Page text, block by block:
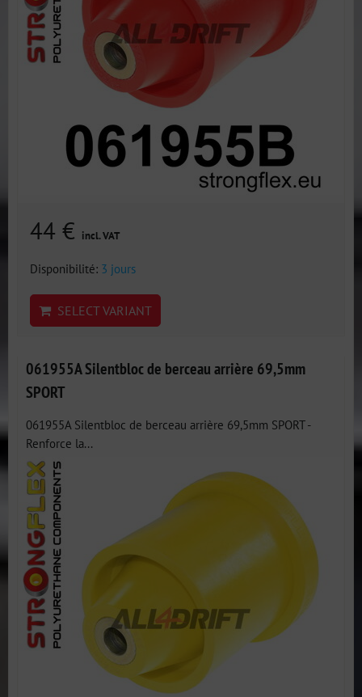
44 € incl. VAT
Disponibilité: 3 jours
SELECT VARIANT
061955A Silentbloc de berceau arrière 69,5mm
SPORT
061955A Silentbloc de berceau arrière 69,5mm SPORT -
Renforce la...